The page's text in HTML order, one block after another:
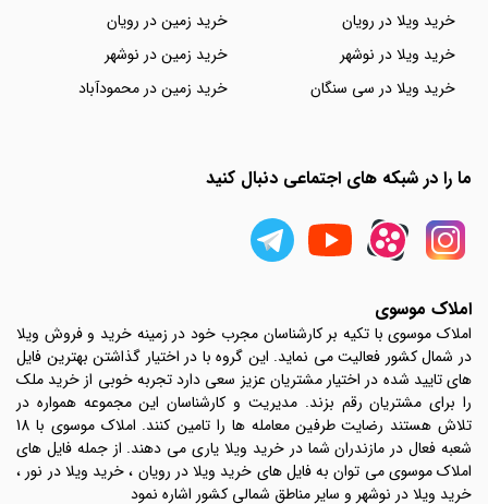
خرید ویلا در رویان
خرید ویلا در نوشهر
خرید ویلا در سی سنگان
خرید زمین در رویان
خرید زمین در نوشهر
خرید زمین در محمودآباد
ما را در شبکه های اجتماعی دنبال کنید
املاک موسوی
املاک موسوی با تکیه بر کارشناسان مجرب خود در زمینه خرید و فروش ویلا
در شمال کشور فعالیت می نماید. این گروه با در اختیار گذاشتن بهترین فایل
های تایید شده در اختیار مشتریان عزیز سعی دارد تجربه خوبی از خرید ملک
را برای مشتریان رقم بزند. مدیریت و کارشناسان این مجموعه همواره در
تلاش هستند رضایت طرفین معامله ها را تامین کنند. املاک موسوی با 18
شعبه فعال در مازندران شما در خرید ویلا یاری می دهند. از جمله فایل های
املاک موسوی می توان به فایل های خرید ویلا در رویان ، خرید ویلا در نور ،
خرید ویلا در نوشهر و سایر مناطق شمالی کشور اشاره نمود